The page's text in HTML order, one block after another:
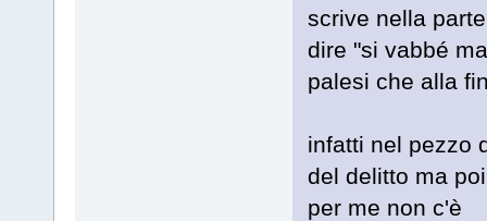
scrive nella
dire "si vabbé
palesi che alla
infatti nel pezzo
del delitto ma
per me non c'è